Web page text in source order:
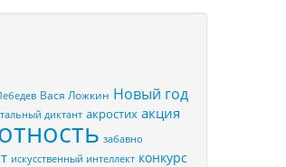
Вася Ложкин Новый год
диктант акростих акция
забавно
искусственный интеллект конкурс